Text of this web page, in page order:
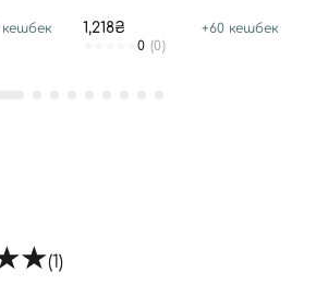
кешбек
1,218₴ +60 кешбек
0 (0)
(1)